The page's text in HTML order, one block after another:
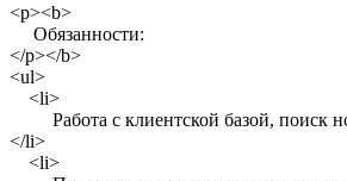
<p><b>
Обязанности:
</p></b>
<ul>
<li>
Работа с клиентской базой, поиск
</li>
<li>